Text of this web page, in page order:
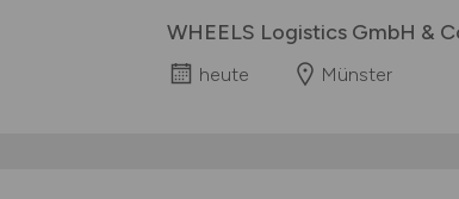
WHEELS Logistics GmbH &
heute Münster